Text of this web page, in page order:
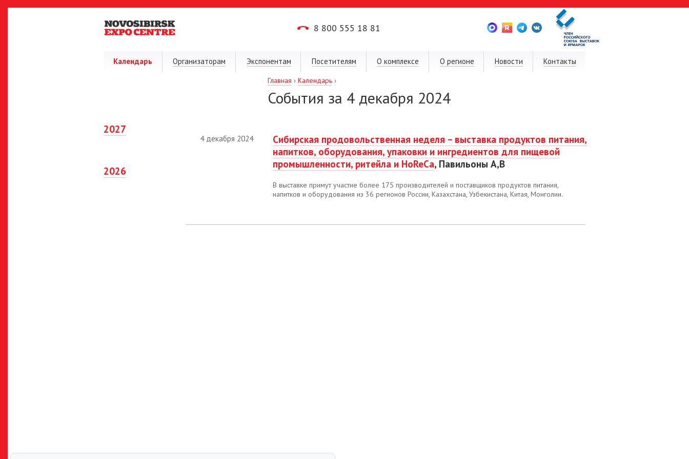
8 800 555 18 81
Календарь Организаторам Экспонентам Посетителям О комплексе О регионе Новости Контакты
Главная › Календарь ›
События за 4 декабря 2024
2027
2026
4 декабря 2024
Сибирская продовольственная неделя – выставка продуктов питания,
напитков, оборудования, упаковки и ингредиентов для пищевой
промышленности, ритейла и HoReCa, Павильоны A,B
В выставке примут участие более 175 производителей и поставщиков продуктов питания,
напитков и оборудования из 36 регионов России, Казахстана, Узбекистана, Китая, Монголии.